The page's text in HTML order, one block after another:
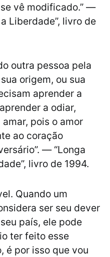
vê modificado.” —
Liberdade”, livro de
outra pessoa pela
origem, ou sua
aprender a
a odiar,
pois o amor
ao coração
— “Longa
livro de 1994.
Quando um
ser seu dever
país, ele pode
ter feito esse
é por isso que vou